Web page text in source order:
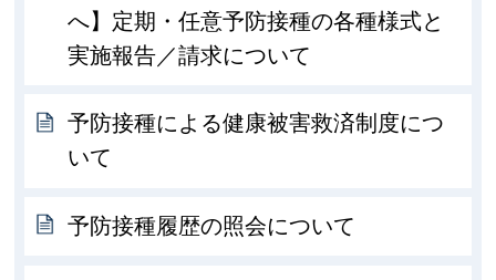
へ】定期・任意予防接種の各種様式と
実施報告／請求について
予防接種による健康被害救済制度につ
いて
予防接種履歴の照会について